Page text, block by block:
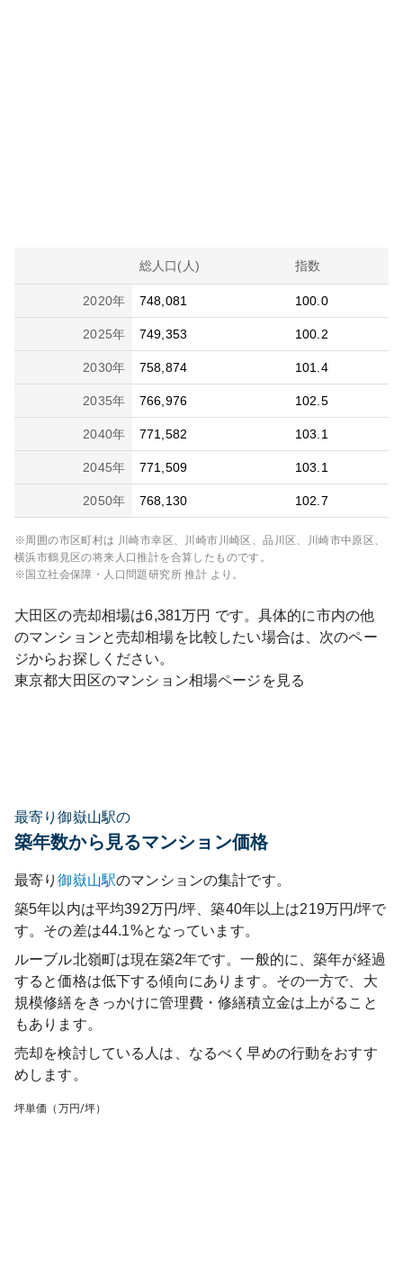
総人口(人) 指数
2020年 748,081 100.0
2025年 749,353 100.2
2030年 758,874 101.4
2035年 766,976 102.5
2040年 771,582 103.1
2045年 771,509 103.1
2050年 768,130 102.7
※周囲の市区町村は 川崎市幸区、川崎市川崎区、品川区、川崎市中原区、
横浜市鶴見区の将来人口推計を合算したものです。
※国立社会保障・人口問題研究所 推計 より。
大田区の売却相場は6,381万円 です。具体的に市内の他
のマンションと売却相場を比較したい場合は、次のペー
ジからお探しください。
東京都大田区のマンション相場ページを見る
最寄り御嶽山駅の
築年数から見るマンション価格
最寄り御嶽山駅のマンションの集計です。
築5年以内は平均392万円/坪、築40年以上は219万円/坪で
す。その差は44.1%となっています。
ルーブル北嶺町は現在築2年です。一般的に、築年が経過
すると価格は低下する傾向にあります。その一方で、大
規模修繕をきっかけに管理費・修繕積立金は上がること
もあります。
売却を検討している人は、なるべく早めの行動をおすす
めします。
坪単価（万円/坪）